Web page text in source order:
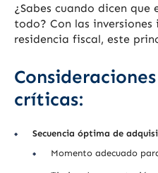
¿Sabes cuando dicen
todo? Con las
residencia fiscal, este
críticas:
Secuencia óptima de
Momento adecuado